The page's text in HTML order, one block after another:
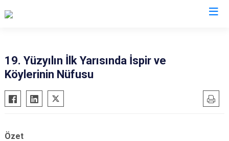
Aşkale
Çat
19. Yüzyılın İlk Yarısında İspir ve
Köylerinin Nüfusu
Özet